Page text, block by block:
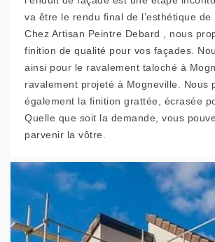
va être le rendu final de l’esthétique de
Chez Artisan Peintre Debard , nous
finition de qualité pour vos façades.
ainsi pour le ravalement taloché à
ravalement projeté à Mogneville. Nous
également la finition grattée, écrasée
Quelle que soit la demande, vous
parvenir la vôtre.